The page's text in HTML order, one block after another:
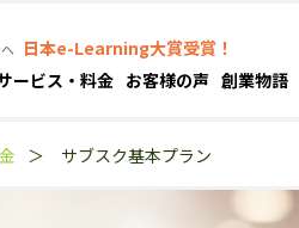
日本e-Learning大賞受賞！
ービス・料金 お客様の声 創業物語
＞ サブスク基本プラン